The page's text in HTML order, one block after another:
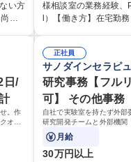
務
活
い
取等
ート
。
務
い方
々
勤務
る
務
シ
： 資
活かしていく上で、
仕事です。 日々お客様からいただくキリングループ
るとともにグループ内
体的には】電話応対、
品調査報告書作成、有
【1日の対応件数】■電
件前後■メール・手紙：同上40
本社【お客様相談室】
様相談室の業務経験
l）【働き方】在宅勤
た段階でメール・手紙
り立ち以降もしっかり
ますのでご安心くださ
グループの広報機能を
出会いを大切にし、
めてコミュニケーショ
を行っております。 学歴・資格 学歴：大学院 大学
高専 短大 専修学校 高
日/
。作
オフ
正社員
サノダインセラピ
研究事務【フル
可】 その他事務
自社で実験室を持たず外部
研究開発チームと外部機関
て、契約・発注・予算管
す。月給
30万円以上